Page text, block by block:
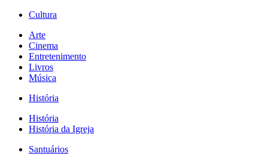
Cultura
Arte
Cinema
Entretenimento
Livros
Música
História
História
História da Igreja
Santuários